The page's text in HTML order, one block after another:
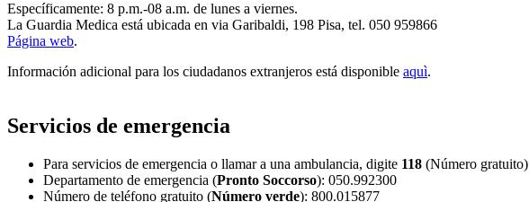
Específicamente: 8 p.m.-08 a.m. de lunes a viernes.
La Guardia Medica está ubicada en via Garibaldi, 198 Pisa, tel. 050 959866
Página web.
Información adicional para los ciudadanos extranjeros está disponible aquì.
Servicios de emergencia
Para servicios de emergencia o llamar a una ambulancia, digite 118 (Número gratuito)
Departamento de emergencia (Pronto Soccorso): 050.992300
Número de teléfono gratuito (Número verde): 800.015877